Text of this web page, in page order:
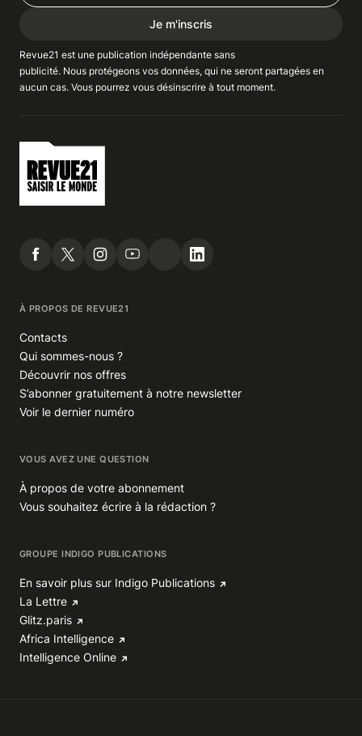
Je m'inscris
Revue21 est une publication indépendante sans
publicité. Nous protégeons vos données, qui ne seront partagées en
aucun cas. Vous pourrez vous désinscrire à tout moment.
À PROPOS DE REVUE21
Contacts
Qui sommes-nous ?
Découvrir nos offres
S’abonner gratuitement à notre newsletter
Voir le dernier numéro
VOUS AVEZ UNE QUESTION
À propos de votre abonnement
Vous souhaitez écrire à la rédaction ?
GROUPE INDIGO PUBLICATIONS
En savoir plus sur Indigo Publications
La Lettre
Glitz.paris
Africa Intelligence
Intelligence Online